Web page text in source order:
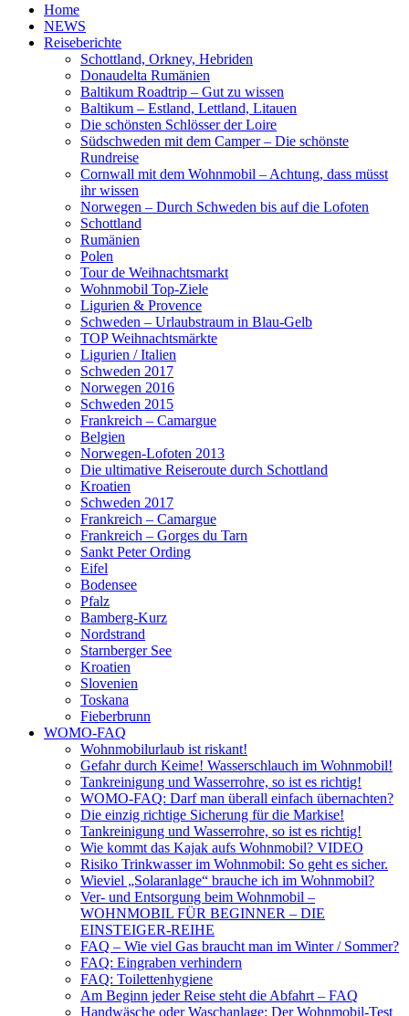
Home
NEWS
Reiseberichte
Schottland, Orkney, Hebriden
Donaudelta Rumänien
Baltikum Roadtrip – Gut zu wissen
Baltikum – Estland, Lettland, Litauen
Die schönsten Schlösser der Loire
Südschweden mit dem Camper – Die schönste
Rundreise
Cornwall mit dem Wohnmobil – Achtung, dass müsst
ihr wissen
Norwegen – Durch Schweden bis auf die Lofoten
Schottland
Rumänien
Polen
Tour de Weihnachtsmarkt
Wohnmobil Top-Ziele
Ligurien & Provence
Schweden – Urlaubstraum in Blau-Gelb
TOP Weihnachtsmärkte
Ligurien / Italien
Schweden 2017
Norwegen 2016
Schweden 2015
Frankreich – Camargue
Belgien
Norwegen-Lofoten 2013
Die ultimative Reiseroute durch Schottland
Kroatien
Schweden 2017
Frankreich – Camargue
Frankreich – Gorges du Tarn
Sankt Peter Ording
Eifel
Bodensee
Pfalz
Bamberg-Kurz
Nordstrand
Starnberger See
Kroatien
Slovenien
Toskana
Fieberbrunn
WOMO-FAQ
Wohnmobilurlaub ist riskant!
Gefahr durch Keime! Wasserschlauch im Wohnmobil!
Tankreinigung und Wasserrohre, so ist es richtig!
WOMO-FAQ: Darf man überall einfach übernachten?
Die einzig richtige Sicherung für die Markise!
Tankreinigung und Wasserrohre, so ist es richtig!
Wie kommt das Kajak aufs Wohnmobil? VIDEO
Risiko Trinkwasser im Wohnmobil: So geht es sicher.
Wieviel „Solaranlage“ brauche ich im Wohnmobil?
Ver- und Entsorgung beim Wohnmobil –
WOHNMOBIL FÜR BEGINNER – DIE
EINSTEIGER-REIHE
FAQ – Wie viel Gas braucht man im Winter / Sommer?
FAQ: Eingraben verhindern
FAQ: Toilettenhygiene
Am Beginn jeder Reise steht die Abfahrt – FAQ
Handwäsche oder Waschanlage: Der Wohnmobil-Test